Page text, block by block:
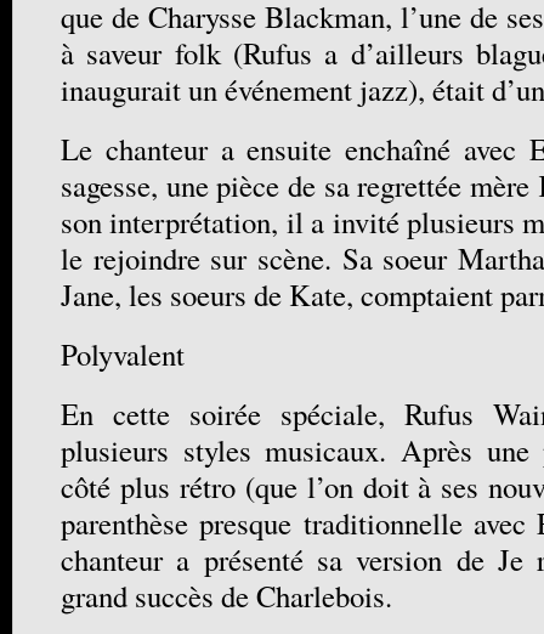
que de Charysse Blackman, l’une de
à saveur folk (Rufus a d’ailleurs
inaugurait un événement jazz), était
Le chanteur a ensuite enchaîné avec
sagesse, une pièce de sa regrettée
son interprétation, il a invité plusieurs
le rejoindre sur scène. Sa soeur
Jane, les soeurs de Kate, comptaient
Polyvalent
En cette soirée spéciale, Rufus
plusieurs styles musicaux. Après
côté plus rétro (que l’on doit à ses
parenthèse presque traditionnelle
chanteur a présenté sa version de Je
grand succès de Charlebois.